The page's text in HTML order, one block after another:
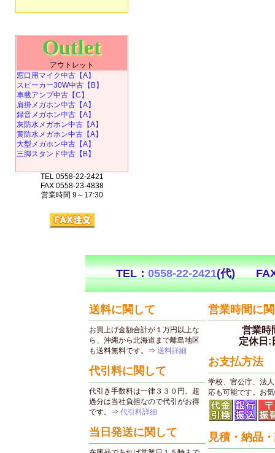
Outlet
アウトレット
窓口用マイク中古【A】
スピーカー30W中古【B】
車載アンプ中古【C】
肩掛メガホン中古【A】
録音メガホン中古【A】
灰防水メガホン中古【A】
黄防水メガホン中古【A】
大型メガホン中古【A】
三脚スタンド中古【B】
TEL 0558-22-2421
FAX 0558-23-4838
営業時間 9～17:30